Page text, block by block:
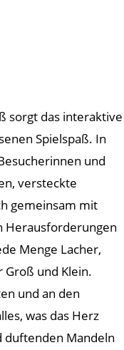
sorgt das interaktive
Spielspaß. In
und
versteckte
gemeinsam mit
Herausforderungen
Menge Lacher,
und Klein.
und an den
was das Herz
duftenden Mandeln